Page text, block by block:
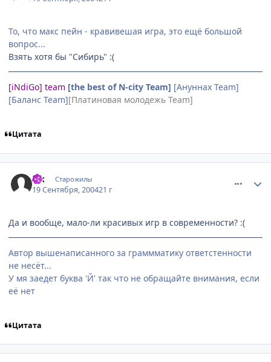
То, что макс пейн - кравивешая игра, это ещё большой
вопрос...
Взять хотя бы "Сибирь" :(
[iNdiGo] team [the best of N-city Team] [Ануннах Team]
[Баланс Team][Платиновая молодежь Team]
Цитата
Zik Старожилы
19 Сентября, 200421 г
Да и вообще, мало-ли красивых игр в современности? :(
Автор вышенаписанного за граммматику ответстенности
не несёт...
У мя заедет буква 'Й' так что не обращайте внимания, если
её нет
Цитата